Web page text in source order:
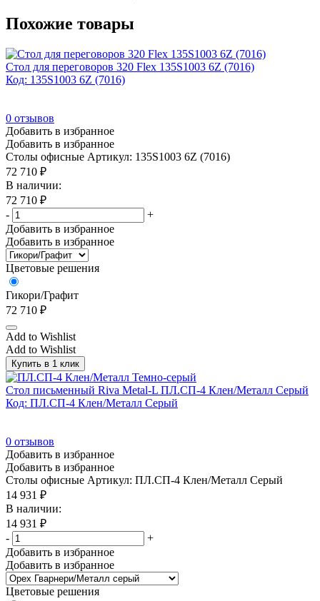
Похожие товары
Стол для переговоров 320 Flex 135S1003 6Z (7016)
Код: 135S1003 6Z (7016)
0 отзывов
Добавить в избранное
Добавить в избранное
Столы офисные Артикул: 135S1003 6Z (7016)
72 710 ₽
В наличии:
72 710 ₽
-
+
Добавить в избранное
Добавить в избранное
Цветовые решения
Гикори/Графит
72 710 ₽
Add to Wishlist
Add to Wishlist
Купить в 1 клик
Стол письменный Riva Metal-L ПЛ.СП-4 Клен/Металл Серый
Код: ПЛ.СП-4 Клен/Металл Серый
0 отзывов
Добавить в избранное
Добавить в избранное
Столы офисные Артикул: ПЛ.СП-4 Клен/Металл Серый
14 931 ₽
В наличии:
14 931 ₽
-
+
Добавить в избранное
Добавить в избранное
Цветовые решения